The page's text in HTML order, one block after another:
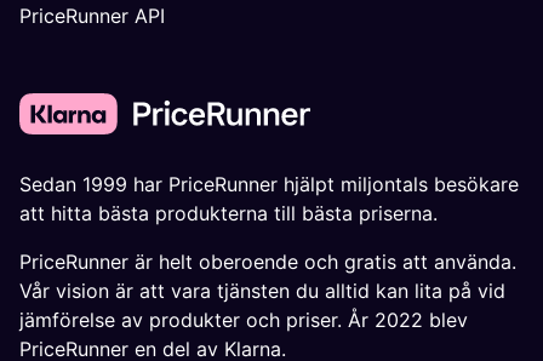
PriceRunner API
Sedan 1999 har PriceRunner hjälpt miljontals besökare
att hitta bästa produkterna till bästa priserna.
PriceRunner är helt oberoende och gratis att använda.
Vår vision är att vara tjänsten du alltid kan lita på vid
jämförelse av produkter och priser. År 2022 blev
PriceRunner en del av Klarna.